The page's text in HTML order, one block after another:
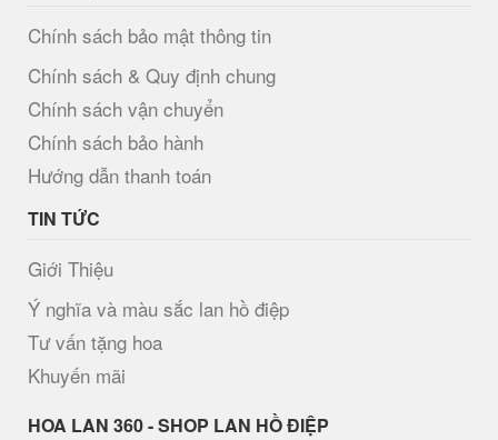
Chính sách bảo mật thông tin
Chính sách & Quy định chung
Chính sách vận chuyển
Chính sách bảo hành
Hướng dẫn thanh toán
TIN TỨC
Giới Thiệu
Ý nghĩa và màu sắc lan hồ điệp
Tư vấn tặng hoa
Khuyến mãi
H​OA LAN 360 - SHOP LAN HỒ ĐIỆP